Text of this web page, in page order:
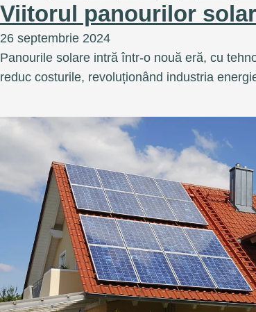
Viitorul panourilor
26 septembrie 2024
Panourile solare intră într-o nouă eră, cu
reduc costurile, revoluționând industria